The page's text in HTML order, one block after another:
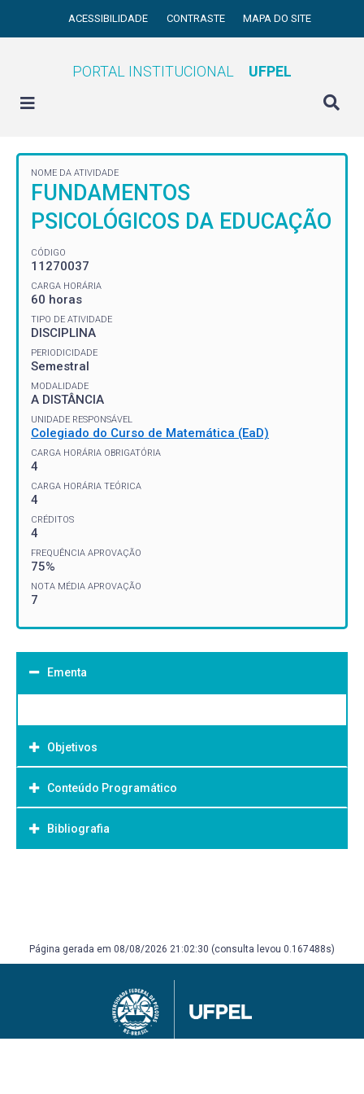
ACESSIBILIDADE CONTRASTE MAPA DO SITE
PORTAL INSTITUCIONAL UFPEL
NOME DA ATIVIDADE
FUNDAMENTOS
PSICOLÓGICOS DA EDUCAÇÃO
CÓDIGO
11270037
CARGA HORÁRIA
60 horas
TIPO DE ATIVIDADE
DISCIPLINA
PERIODICIDADE
Semestral
MODALIDADE
A DISTÂNCIA
UNIDADE RESPONSÁVEL
Colegiado do Curso de Matemática (EaD)
CARGA HORÁRIA OBRIGATÓRIA
4
CARGA HORÁRIA TEÓRICA
4
CRÉDITOS
4
FREQUÊNCIA APROVAÇÃO
75%
NOTA MÉDIA APROVAÇÃO
7
Ementa
Objetivos
Objetivo Geral:
Conteúdo Programático
Bibliografia
Página gerada em 08/08/2026 21:02:30 (consulta levou 0.167488s)